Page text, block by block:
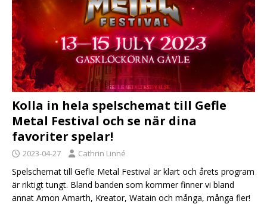
Kolla in hela spelschemat till Gefle
Metal Festival och se när dina
favoriter spelar!
2023-04-27 Cathrin Linné
Spelschemat till Gefle Metal Festival är klart och årets program
är riktigt tungt. Bland banden som kommer finner vi bland
annat Amon Amarth, Kreator, Watain och många, många fler!